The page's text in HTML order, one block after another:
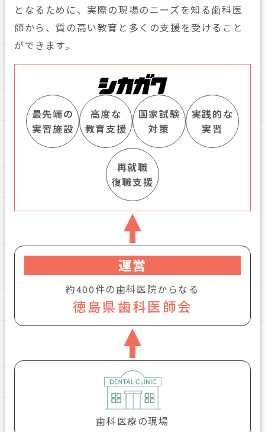
となるために、実際の現場のニーズを知る歯科医
師から、質の高い教育と多くの支援を受けること
ができます。
最先端の
実習施設
高度な
教育支援
国家試験
対策
実践的な
実習
再就職
復職支援
運営
約400件の歯科医院からなる
徳島県歯科医師会
歯科医療の現場